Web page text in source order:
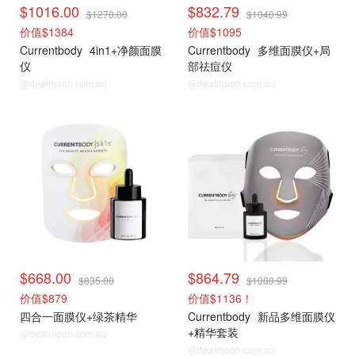
$1016.00 $1270.00
价值$1384
Currentbody 4in1+净颜面膜
仪
@dealmoon.com.au
$832.79 $1040.99
价值$1095
Currentbody 多维面膜仪+局
部祛痘仪
@dealmoon.com.au
$668.00 $835.00
价值$879
四合一面膜仪+绿茶精华
@dealmoon.com.au
$864.79 $1080.99
价值$1136！
Currentbody 新品多维面膜仪
+精华套装
@dealmoon.com.au